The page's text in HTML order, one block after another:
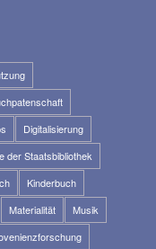
Digitalisierung
der Staatsbibliothek
Kinderbuch
Materialität
Musik